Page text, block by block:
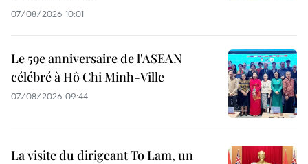
07/08/2026 10:01
Le 59e anniversaire de l'ASEAN
célébré à Hô Chi Minh-Ville
07/08/2026 09:44
La visite du dirigeant To Lam, un